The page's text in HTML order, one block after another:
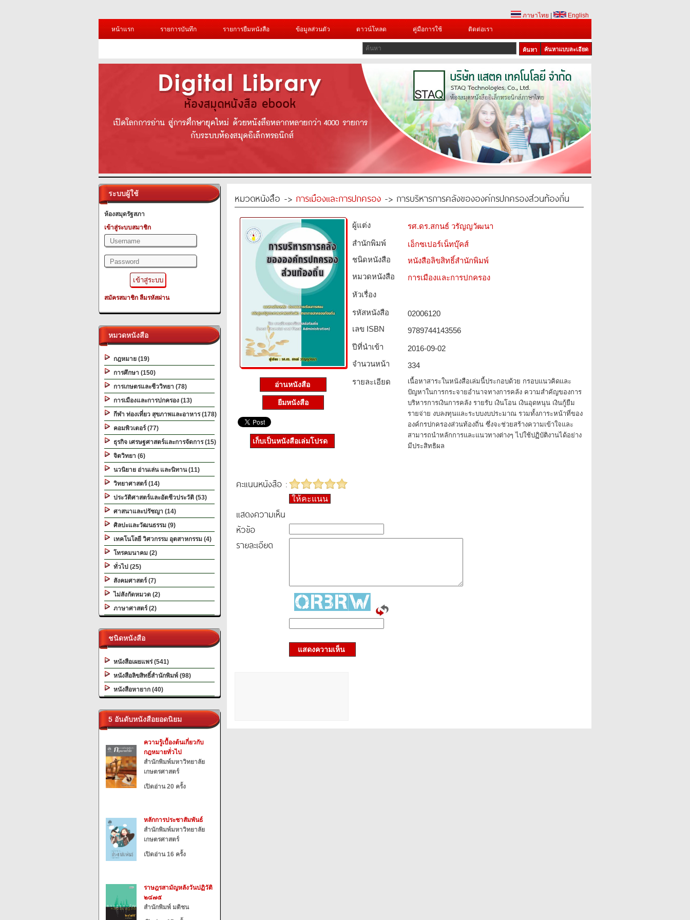
ภาษาไทย
English
หน้าแรก
รายการบันทึก รายการยืมหนังสือ ข้อมูลส่วนตัว ดาวน์โหลด คู่มือการใช้ ติดต่อเรา
ค้นหาแบบละเอียด
ระบบผู้ใช้
ห้องสมุดรัฐสภา
เข้าสู่ระบบสมาชิก
สมัครสมาชิก ลืมรหัสผ่าน
หมวดหนังสือ
กฎหมาย (19)
การศึกษา (150)
การเกษตรและชีววิทยา (78)
การเมืองและการปกครอง (13)
กีฬา ท่องเที่ยว สุขภาพและอาหาร (178)
คอมพิวเตอร์ (77)
ธุรกิจ เศรษฐศาสตร์และการจัดการ (15)
จิตวิทยา (6)
นวนิยาย อ่านเล่น และนิทาน (11)
วิทยาศาสตร์ (14)
ประวัติศาสตร์และอัตชีวประวัติ (53)
ศาสนาและปรัชญา (14)
ศิลปะและวัฒนธรรม (9)
เทคโนโลยี วิศวกรรม อุตสาหกรรม (4)
โทรคมนาคม (2)
ทั่วไป (25)
สังคมศาสตร์ (7)
ไม่สังกัดหมวด (2)
ภาษาศาสตร์ (2)
ชนิดหนังสือ
หนังสือเผยแพร่ (541)
หนังสือลิขสิทธิ์สำนักพิมพ์ (98)
หนังสือหายาก (40)
5 อันดับหนังสือยอดนิยม
ความรู้เบื้องต้นเกี่ยวกับ
กฎหมายทั่วไป
สำนักพิมพ์มหาวิทยาลัย
เกษตรศาสตร์
เปิดอ่าน 20 ครั้ง
หลักการประชาสัมพันธ์
สำนักพิมพ์มหาวิทยาลัย
เกษตรศาสตร์
เปิดอ่าน 16 ครั้ง
ราษฎรสามัญหลังวันปฏิวัติ
๒๔๗๕
สำนักพิมพ์ มติชน
หมวดหนังสือ -> การเมืองและการปกครอง -> การบริหารการคลังขององค์กรปกครองส่วนท้องถิ่น
อ่านหนังสือ
ยืมหนังสือ
ผู้แต่ง
รศ.ดร.สกนธ์ วรัญญวัฒนา
สำนักพิมพ์
เอ็กซเปอร์เน็ทบุ๊คส์
ชนิดหนังสือ­
หนังสือลิขสิทธิ์สำนักพิมพ์
หมวดหนังสือ­
การเมืองและการปกครอง
หัวเรื่อง
รหัสหนังสือ­
02006120
เลข ISBN
9789744143556
ปีที่นำเข้า
2016-09-02
จำนวนหน้า
334
รายละเอียด
เนื้อหาสาระในหนังสือเล่มนี้ประกอบด้วย กรอบแนวคิดและ
ปัญหาในการกระจายอำนาจทางการคลัง ความสำคัญของการ
บริหารการเงินการคลัง รายรับ เงินโอน เงินอุดหนุน เงินกู้ยืม
รายจ่าย งบลงทุนและระบบงบประมาณ รวมทั้งภาระหน้าที่ของ
องค์กรปกครองส่วนท้องถิ่น ซึ่งจะช่วยสร้างความเข้าใจและ
สามารถนำหลักการและแนวทางต่างๆ ไปใช้ปฏิบัติงานได้อย่าง
มีประสิทธิผล
เก็บเป็นหนังสือเล่มโปรด
คะแนนหนังสือ :
ให้คะแนน
แสดงความเห็น
หัวข้อ
รายละเอียด
แสดงความเห็น